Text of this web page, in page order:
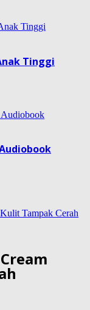
Tinggi
Tampak Cerah